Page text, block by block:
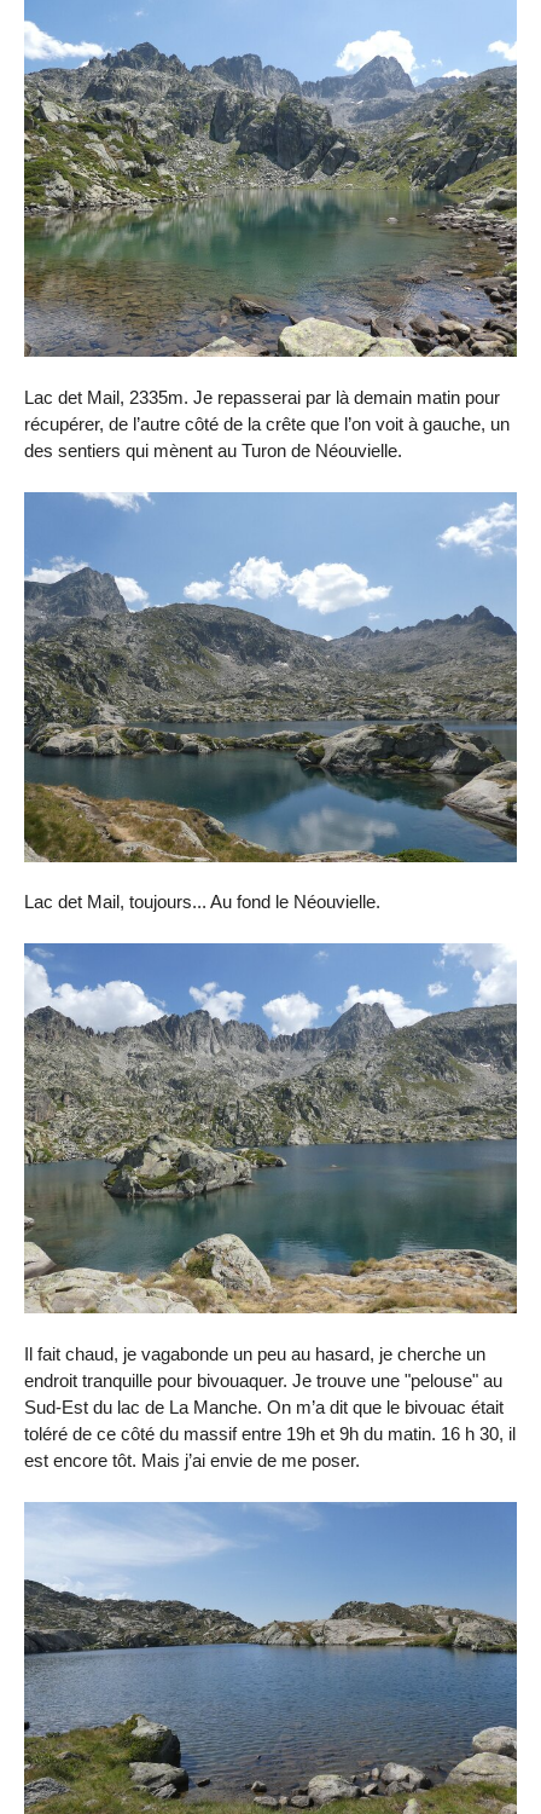
Lac det Mail, 2335m. Je repasserai par là demain matin pour
récupérer, de l’autre côté de la crête que l’on voit à gauche, un
des sentiers qui mènent au Turon de Néouvielle.
Lac det Mail, toujours... Au fond le Néouvielle.
Il fait chaud, je vagabonde un peu au hasard, je cherche un
endroit tranquille pour bivouaquer. Je trouve une "pelouse" au
Sud-Est du lac de La Manche. On m’a dit que le bivouac était
toléré de ce côté du massif entre 19h et 9h du matin. 16 h 30, il
est encore tôt. Mais j’ai envie de me poser.